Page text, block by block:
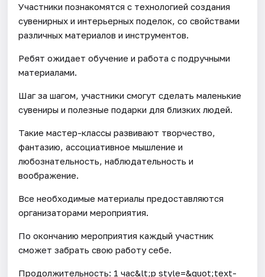
Участники познакомятся с технологией создания
сувенирных и интерьерных поделок, со свойствами
различных материалов и инструментов.
Ребят ожидает обучение и работа с подручными
материалами.
Шаг за шагом, участники смогут сделать маленькие
сувениры и полезные подарки для близких людей.
Такие мастер-классы развивают творчество,
фантазию, ассоциативное мышление и
любознательность, наблюдательность и
воображение.
Все необходимые материалы предоставляются
организаторами мероприятия.
По окончанию мероприятия каждый участник
сможет забрать свою работу себе.
Продолжительность: 1 час&lt;p style=&quot;text-